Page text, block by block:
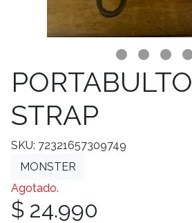
STRAP
SKU: 72321657309749
MONSTER
Agotado.
$ 24.990